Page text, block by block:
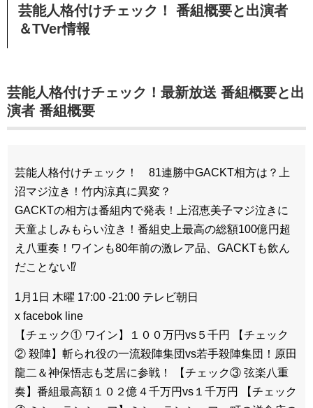
芸能人格付けチェック！
番組概要と出演者
＆TVer情報
芸能人格付けチェック！最新放送 番組概要と出
演者 番組概要
芸能人格付けチェック！ 81連勝中GACKT相方は？上
沼マジ泣き！竹内涼真に異変？
GACKTの相方は番組内で発表！上沼恵美子マジ泣きに
天童よしみもらい泣き！番組史上最高の総額100億円超
え八重奏！ワインも80年前の激レア品、GACKTも飲ん
だことない⁉
1月1日 木曜 17:00 -21:00 テレビ朝日
x facebok line
【チェック① ワイン】１００万円vs５千円 【チェック
② 殺陣】斬られ役の一流殺陣集団vs若手殺陣集団！原田
龍二＆神保悟志も芝居に参戦！ 【チェック③ 弦楽八重
奏】番組最高額１０２億４千万円vs１千万円 【チェック